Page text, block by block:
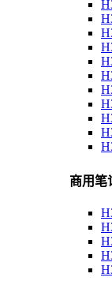
商用笔